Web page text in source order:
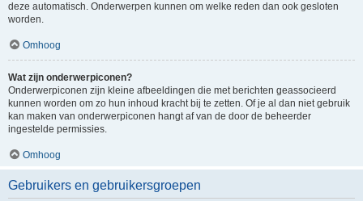
deze automatisch. Onderwerpen kunnen om welke reden dan ook gesloten
worden.
Omhoog
Wat zijn onderwerpiconen?
Onderwerpiconen zijn kleine afbeeldingen die met berichten geassocieerd
kunnen worden om zo hun inhoud kracht bij te zetten. Of je al dan niet gebruik
kan maken van onderwerpiconen hangt af van de door de beheerder
ingestelde permissies.
Omhoog
Gebruikers en gebruikersgroepen